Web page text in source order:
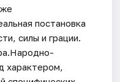
постановка
силы и грации.
характером,